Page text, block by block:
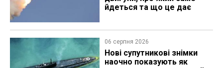
йдеться та що це дає
06 серпня 2026
Нові супутникові знімки
наочно показують як